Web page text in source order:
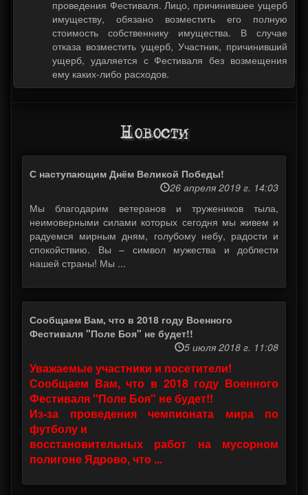
проведения Фестиваля. Лицо, причинившее ущерб
имуществу, обязано возместить его полную
стоимость собственнику имущества. В случае
отказа возместить ущерб, Участник, причинивший
ущерб, удаляется с Фестиваля без возмещения
ему каких-либо расходов.
Новости
С наступающим Днём Великой Победы!
26 апреля 2019 г. 14:03
Мы благодарим ветеранов и тружеников тыла,
неимоверными силами которых сегодня мы живем и
радуемся мирным дням, голубому небу, радости и
спокойствию. Вы – символ мужества и доблести
нашей страны! Мы ...
Сообщаем Вам, что в 2018 году Военного
Фестиваля "Поле Боя" не будет!!
5 июля 2018 г. 11:08
Уважаемые участники и посетители!
Сообщаем Вам, что в 2018 году Военного
Фестиваля "Поле Боя" не будет!!
Из-за проведения чемпионата мира по
футболу и
восстановительных работ на мусорном
полигоне Ядрово, что ...